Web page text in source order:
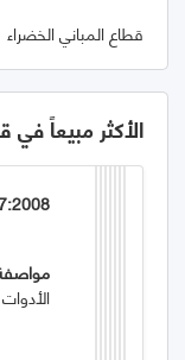
قطاع المباني الخضراء
الأكثر مبيعاً في